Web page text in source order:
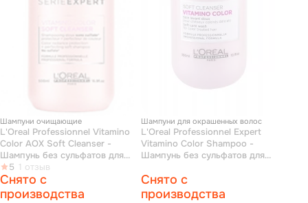
Шампуни очищающие
L'Oreal Professionnel Vitamino
Сolor AOX Soft Cleanser -
Шампунь без сульфатов для
окрашенных волос 500 мл
5 1 отзыв
Снято с
производства
Шампуни для окрашенных волос
L'Oreal Professionnel Expert
Vitamino Color Shampoo -
Шампунь без сульфатов для
Снято с
производства